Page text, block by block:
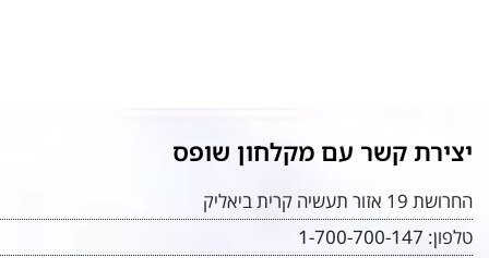
יצירת קשר עם מקלחון שופס
החרושת 19 אזור תעשיה קרית ביאליק
טלפון: 1-700-700-147